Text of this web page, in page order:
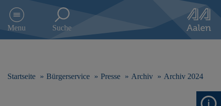
e
Menu Suche
Startseite Bürgerservice Presse Archiv Archiv 2024